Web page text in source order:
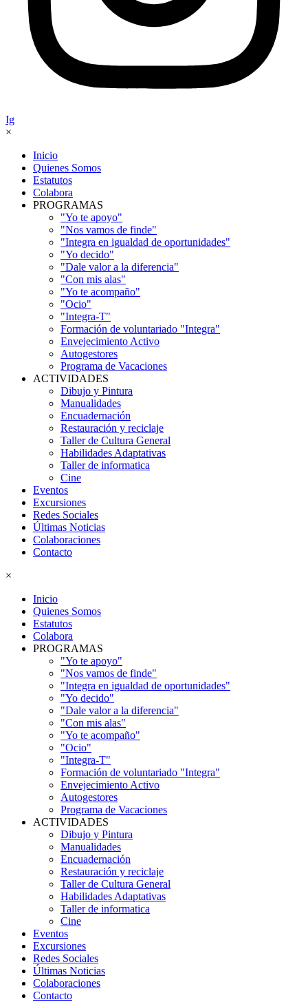
Ig
×
Inicio
Quienes Somos
Estatutos
Colabora
PROGRAMAS
"Yo te apoyo"
"Nos vamos de finde"
"Integra en igualdad de oportunidades"
"Yo decido"
"Dale valor a la diferencia"
"Con mis alas"
"Yo te acompaño"
"Ocio"
"Integra-T"
Formación de voluntariado "Integra"
Envejecimiento Activo
Autogestores
Programa de Vacaciones
ACTIVIDADES
Dibujo y Pintura
Manualidades
Encuadernación
Restauración y reciclaje
Taller de Cultura General
Habilidades Adaptativas
Taller de informatica
Cine
Eventos
Excursiones
Redes Sociales
Últimas Noticias
Colaboraciones
Contacto
×
Inicio
Quienes Somos
Estatutos
Colabora
PROGRAMAS
"Yo te apoyo"
"Nos vamos de finde"
"Integra en igualdad de oportunidades"
"Yo decido"
"Dale valor a la diferencia"
"Con mis alas"
"Yo te acompaño"
"Ocio"
"Integra-T"
Formación de voluntariado "Integra"
Envejecimiento Activo
Autogestores
Programa de Vacaciones
ACTIVIDADES
Dibujo y Pintura
Manualidades
Encuadernación
Restauración y reciclaje
Taller de Cultura General
Habilidades Adaptativas
Taller de informatica
Cine
Eventos
Excursiones
Redes Sociales
Últimas Noticias
Colaboraciones
Contacto